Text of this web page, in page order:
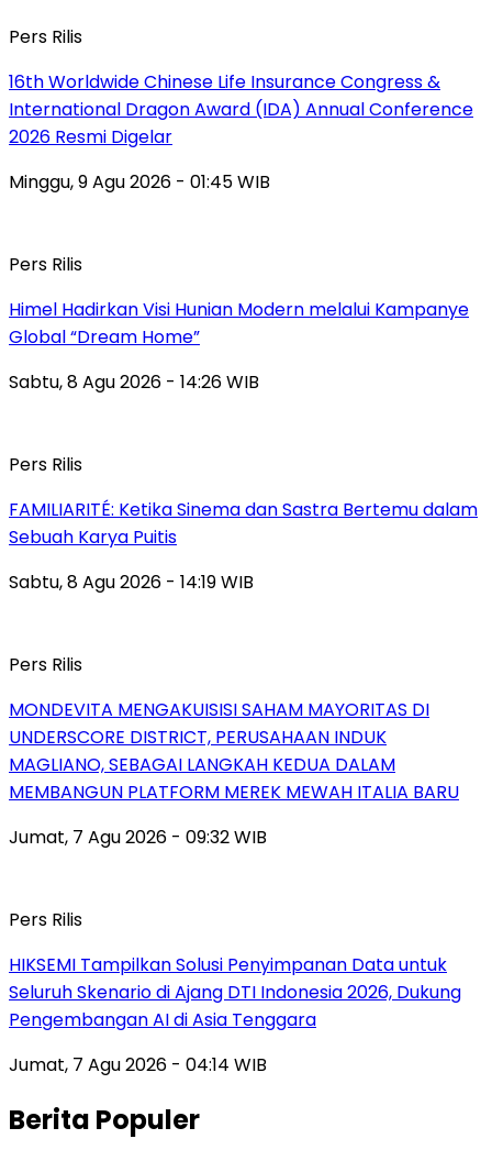
Pers Rilis
16th Worldwide Chinese Life Insurance Congress &
International Dragon Award (IDA) Annual Conference
2026 Resmi Digelar
Minggu, 9 Agu 2026 - 01:45 WIB
Pers Rilis
Himel Hadirkan Visi Hunian Modern melalui Kampanye
Global “Dream Home”
Sabtu, 8 Agu 2026 - 14:26 WIB
Pers Rilis
FAMILIARITÉ: Ketika Sinema dan Sastra Bertemu dalam
Sebuah Karya Puitis
Sabtu, 8 Agu 2026 - 14:19 WIB
Pers Rilis
MONDEVITA MENGAKUISISI SAHAM MAYORITAS DI
UNDERSCORE DISTRICT, PERUSAHAAN INDUK
MAGLIANO, SEBAGAI LANGKAH KEDUA DALAM
MEMBANGUN PLATFORM MEREK MEWAH ITALIA BARU
Jumat, 7 Agu 2026 - 09:32 WIB
Pers Rilis
HIKSEMI Tampilkan Solusi Penyimpanan Data untuk
Seluruh Skenario di Ajang DTI Indonesia 2026, Dukung
Pengembangan AI di Asia Tenggara
Jumat, 7 Agu 2026 - 04:14 WIB
Berita Populer